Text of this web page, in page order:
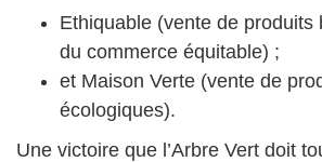
Ethiquable (vente de produits
du commerce équitable) ;
et Maison Verte (vente de
écologiques).
Une victoire que l’Arbre Vert doit